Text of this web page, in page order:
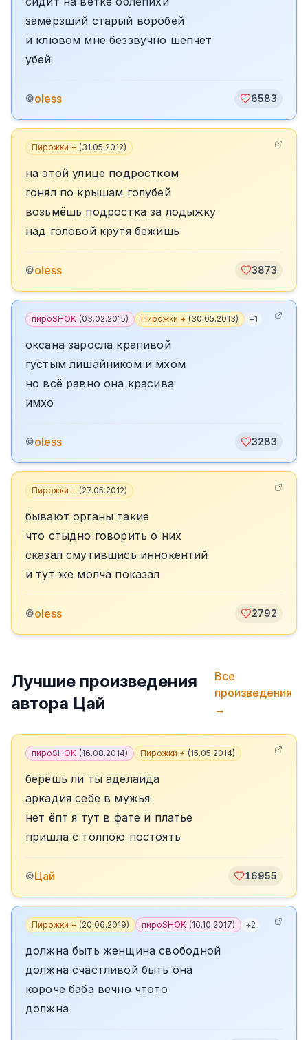
замёрзший старый воробей
и клювом мне беззвучно шепчет
убей
©oless 6583
Пирожки + (31.05.2012)
на этой улице подростком
гонял по крышам голубей
возьмёшь подростка за лодыжку
над головой крутя бежишь
©oless 3873
пироSHOK (03.02.2015) Пирожки + (30.05.2013) +1
оксана заросла крапивой
густым лишайником и мхом
но всё равно она красива
имхо
©oless 3283
Пирожки + (27.05.2012)
бывают органы такие
что стыдно говорить о них
сказал смутившись иннокентий
и тут же молча показал
©oless 2792
Лучшие произведения
автора Цай
Все
произведения
→
пироSHOK (16.08.2014) Пирожки + (15.05.2014)
берёшь ли ты аделаида
аркадия себе в мужья
нет ёпт я тут в фате и платье
пришла с толпою постоять
©Цай 16955
Пирожки + (20.06.2019) пироSHOK (16.10.2017) +2
должна быть женщина свободной
должна счастливой быть она
короче баба вечно чтото
должна